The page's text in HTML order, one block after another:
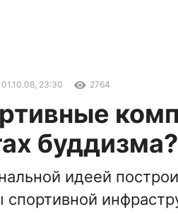
01.10.08, 23:30 2764
буддизма?
идеей
спортивной